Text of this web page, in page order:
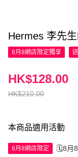
Hermes 李先
8月8網店限定獨享
HK$210.00
HK$128.00
本商品適用活動
8月8網店限定 🗓️8月8